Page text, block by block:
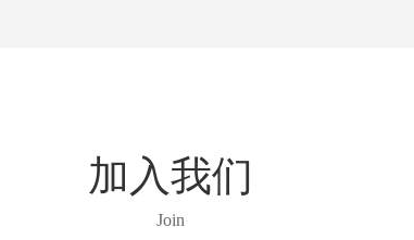
加入我们
Join